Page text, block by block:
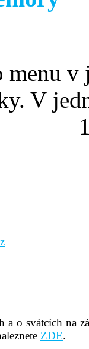
menu
V
a o svátcích na
ZDE.